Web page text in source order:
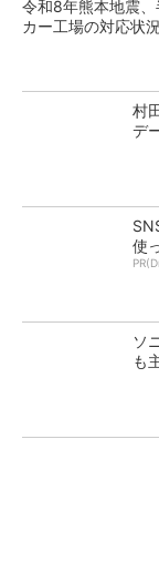
令和8年熊本地震
カー工場の対応状況
村
デ
使
ソ
も